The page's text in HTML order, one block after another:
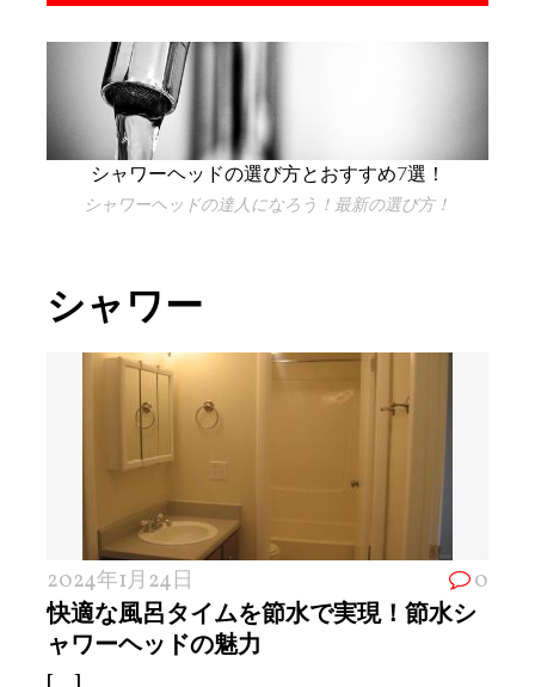
シャワーヘッドの選び方とおすすめ7選！
シャワーヘッドの達人になろう！最新の選び方！
シャワー
2024年1月24日 0
快適な風呂タイムを節水で実現！節水シ
ャワーヘッドの魅力